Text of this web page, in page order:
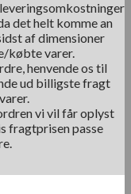
det helt komme an
af dimensioner
købte varer.
henvende os til
ud billigste fragt
vi vil får oplyst
fragtprisen passe